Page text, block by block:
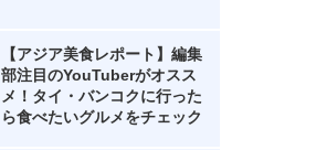
【アジア美食レポート】編集
部注目のYouTuberがオスス
メ！タイ・バンコクに行った
ら食べたいグルメをチェック